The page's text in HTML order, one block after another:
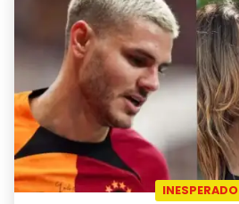
INESPERADO